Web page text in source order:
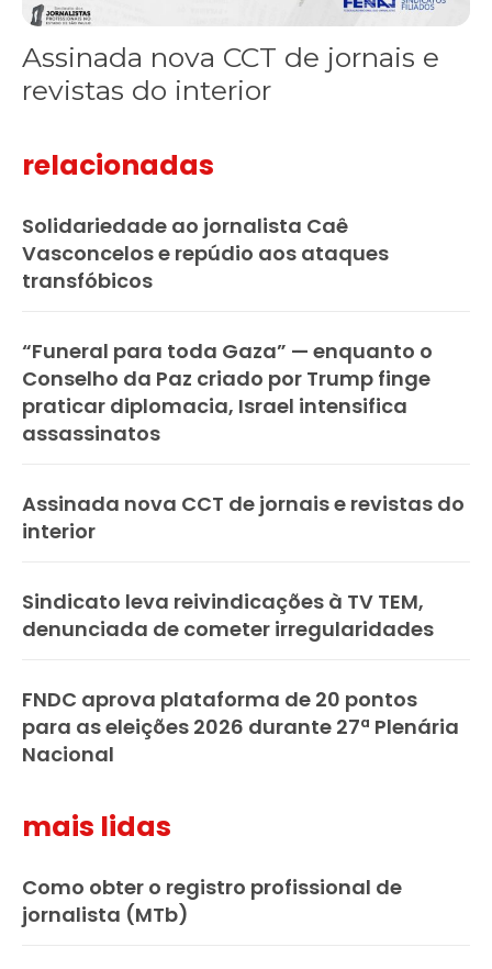
Assinada nova CCT de jornais e
revistas do interior
relacionadas
Solidariedade ao jornalista Caê
Vasconcelos e repúdio aos ataques
transfóbicos
“Funeral para toda Gaza” — enquanto o
Conselho da Paz criado por Trump finge
praticar diplomacia, Israel intensifica
assassinatos
Assinada nova CCT de jornais e revistas do
interior
Sindicato leva reivindicações à TV TEM,
denunciada de cometer irregularidades
FNDC aprova plataforma de 20 pontos
para as eleições 2026 durante 27ª Plenária
Nacional
mais lidas
Como obter o registro profissional de
jornalista (MTb)